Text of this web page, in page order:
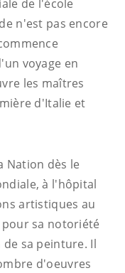
de l'école
n'est pas encore
voyage en
les maîtres
d'Italie et
Nation dès le
à l'hôpital
artistiques au
sa notoriété
sa peinture. Il
d'oeuvres